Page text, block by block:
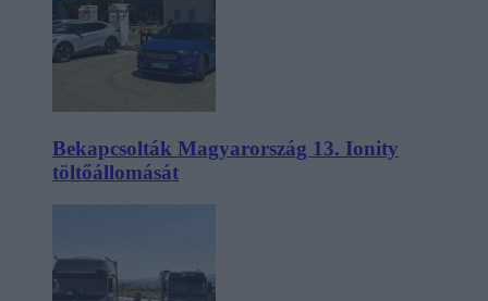
Bekapcsolták Magyarország 13. Ionity
töltőállomását